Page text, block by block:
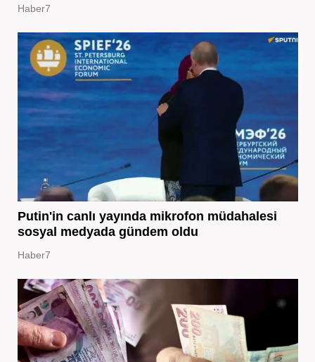
Haber7
Putin'in canlı yayında mikrofon müdahalesi
sosyal medyada gündem oldu
Haber7